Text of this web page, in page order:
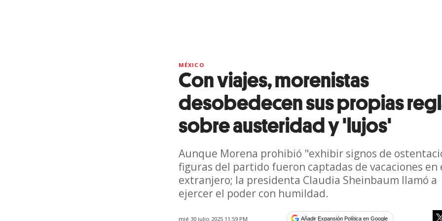
MÉXICO
Con viajes, morenistas
desobedecen sus propias
sobre austeridad y 'lujos'
Aunque Morena prohibió "exhibir signos de
figuras del partido fueron captadas de vacaciones en
extranjero; la presidenta Claudia Sheinbaum llamó a
ejercer el poder con humildad.
mié 30 julio 2025 11:59 PM Añadir Expansión Política en Google